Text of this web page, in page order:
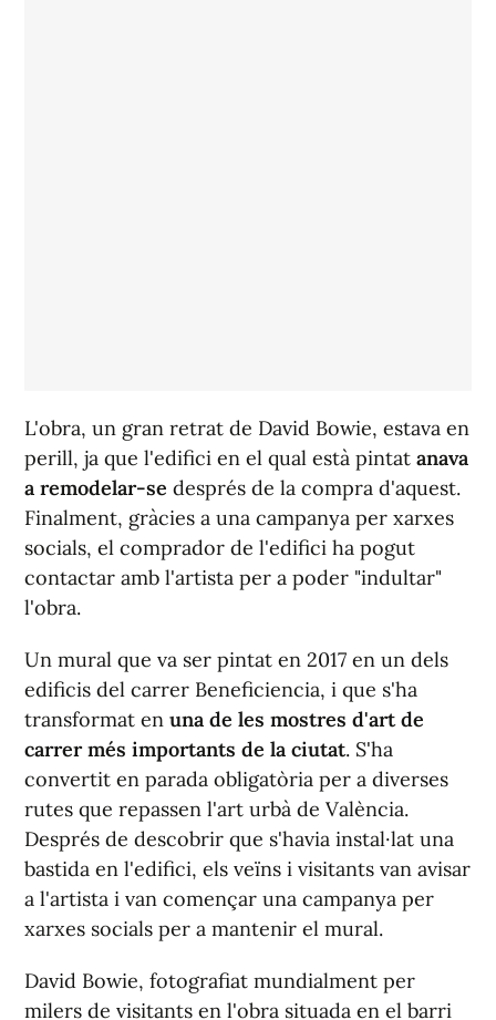
L'obra, un gran retrat de David Bowie, estava en
perill, ja que l'edifici en el qual està pintat anava
a remodelar-se després de la compra d'aquest.
Finalment, gràcies a una campanya per xarxes
socials, el comprador de l'edifici ha pogut
contactar amb l'artista per a poder "indultar"
l'obra.
Un mural que va ser pintat en 2017 en un dels
edificis del carrer Beneficiencia, i que s'ha
transformat en una de les mostres d'art de
carrer més importants de la ciutat. S'ha
convertit en parada obligatòria per a diverses
rutes que repassen l'art urbà de València.
Després de descobrir que s'havia instal·lat una
bastida en l'edifici, els veïns i visitants van avisar
a l'artista i van començar una campanya per
xarxes socials per a mantenir el mural.
David Bowie, fotografiat mundialment per
milers de visitants en l'obra situada en el barri